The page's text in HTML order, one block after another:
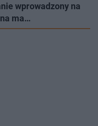
wprowadzony na
ma…